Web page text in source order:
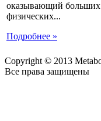
оказывающий больших
физических...
Подробнее »
Copyright © 2013
Все права защищены